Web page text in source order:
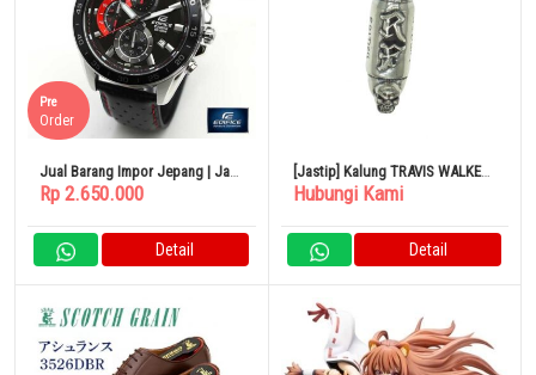
Jual Barang Impor Jepang | Jam
Tangan Sabuk kulit asli CASIO
Pre
Order
Rp 2.650.000
Detail
[Jastip] Kalung TRAVIS WALKER
Rockfield Bullet Pendant Perak
Hubungi Kami
Detail